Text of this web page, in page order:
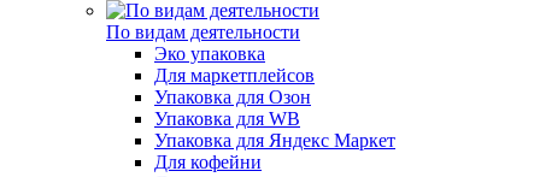
По видам деятельности
Эко упаковка
Для маркетплейсов
Упаковка для Озон
Упаковка для WB
Упаковка для Яндекс Маркет
Для кофейни